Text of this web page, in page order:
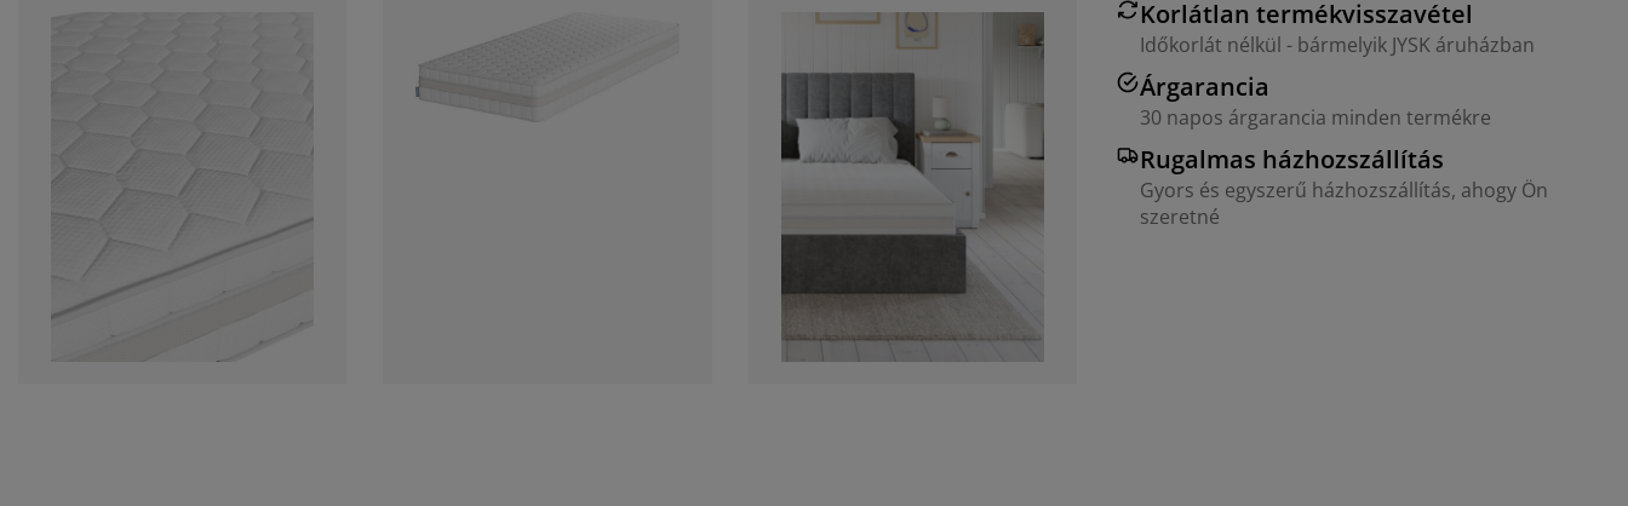
Korlátlan termékvisszavétel
Időkorlát nélkül - bármelyik JYSK áruházban
Árgarancia
30 napos árgarancia minden termékre
Rugalmas házhozszállítás
Gyors és egyszerű házhozszállítás, ahogy Ön
szeretné